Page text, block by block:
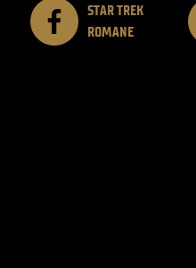
STAR TREK
ROMANE